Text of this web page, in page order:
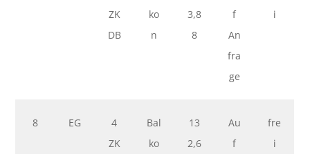
ZK
DB
ko
n
3,8
8
f
An
fra
ge
i
8 EG
4
ZK
Bal
ko
13
2,6
Au
f
fre
i